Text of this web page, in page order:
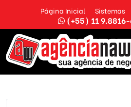
Página Inicial Sistemas
(+55) 11